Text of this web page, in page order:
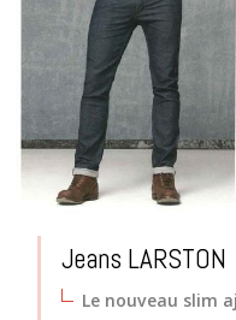
Jeans LARSTON
Le nouveau slim